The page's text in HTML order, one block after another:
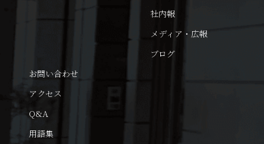
社内報
メディア・広報
ブログ
お問い合わせ
アクセス
Q&A
用語集